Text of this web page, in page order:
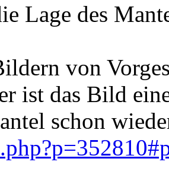
Lage des
von
ist das Bild
schon